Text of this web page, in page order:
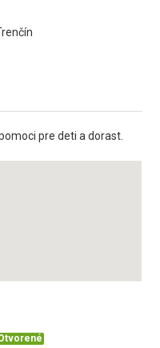
pre deti a dorast.